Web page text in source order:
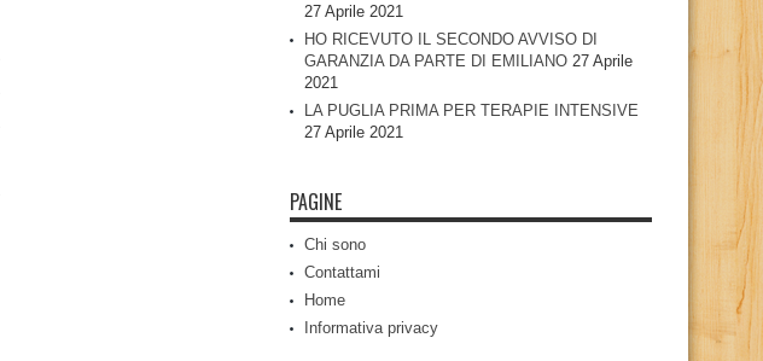
27 Aprile 2021
HO RICEVUTO IL SECONDO AVVISO DI
GARANZIA DA PARTE DI EMILIANO 27 Aprile
2021
LA PUGLIA PRIMA PER TERAPIE INTENSIVE
27 Aprile 2021
PAGINE
Chi sono
Contattami
Home
Informativa privacy